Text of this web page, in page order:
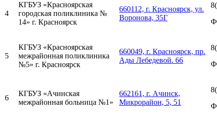
4
КГБУЗ «Красноярская
городская поликлиника №
14» г. Красноярск
660112, г. Красноярск, ул.
Воронова, 35Г
5
КГБУЗ «Красноярская
межрайонная поликлиника
№5» г. Красноярск
660049, г. Красноярск, пр.
Ады Лебедевой. 66
6
КГБУЗ «Ачинская
межрайонная больница №1»
662161, г. Ачинск,
Микрорайон, 5, 51